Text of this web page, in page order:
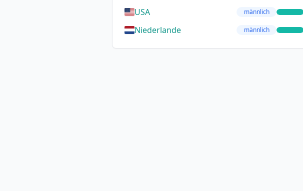
USA männlich
Niederlande männlich